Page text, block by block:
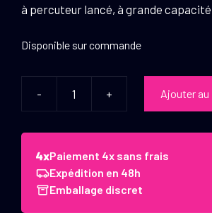
à percuteur lancé, à grande
Disponible sur commande
-
quantité
Pistolet
S&W
M&P9
Shield
+ Ajouter au
Paiement 4x sans frais
Expédition en 48h
Emballage discret